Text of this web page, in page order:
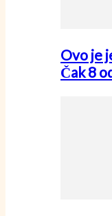
Ovo je
Čak 8